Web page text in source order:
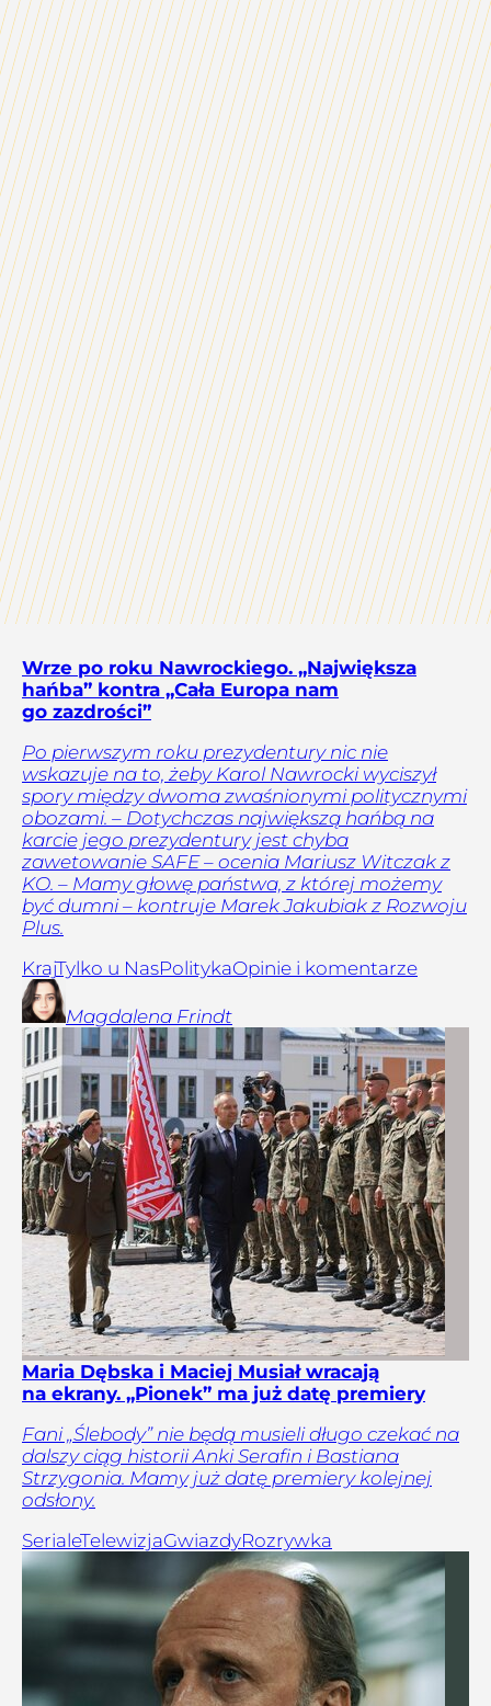
Wrze po roku Nawrockiego. „Największa
hańba” kontra „Cała Europa nam
go zazdrości”
Po pierwszym roku prezydentury nic nie
wskazuje na to, żeby Karol Nawrocki wyciszył
spory między dwoma zwaśnionymi politycznymi
obozami. – Dotychczas największą hańbą na
karcie jego prezydentury jest chyba
zawetowanie SAFE – ocenia Mariusz Witczak z
KO. – Mamy głowę państwa, z której możemy
być dumni – kontruje Marek Jakubiak z Rozwoju
Plus.
KrajTylko u NasPolitykaOpinie i komentarze
Magdalena Frindt
Maria Dębska i Maciej Musiał wracają
na ekrany. „Pionek” ma już datę premiery
Fani „Ślebody” nie będą musieli długo czekać na
dalszy ciąg historii Anki Serafin i Bastiana
Strzygonia. Mamy już datę premiery kolejnej
odsłony.
SerialeTelewizjaGwiazdyRozrywka